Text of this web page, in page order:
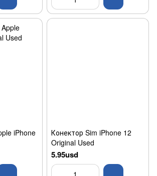
iPhone
Конектор Sim iPhone 12
Original Used
5.95usd